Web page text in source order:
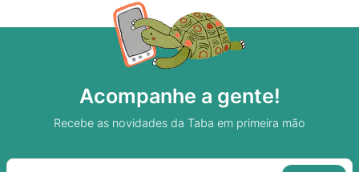
Acompanhe a gente!
Recebe as novidades da Taba em primeira mão